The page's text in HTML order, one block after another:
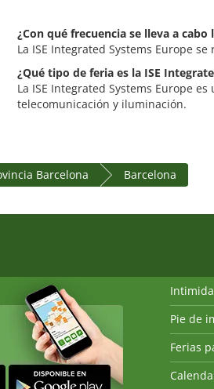
¿Con qué frecuencia se lleva a
La ISE Integrated Systems Europe
¿Qué tipo de feria es la ISE
La ISE Integrated Systems Europe
telecomunicación y iluminación.
Barcelona Barcelona
Pie de
Ferias